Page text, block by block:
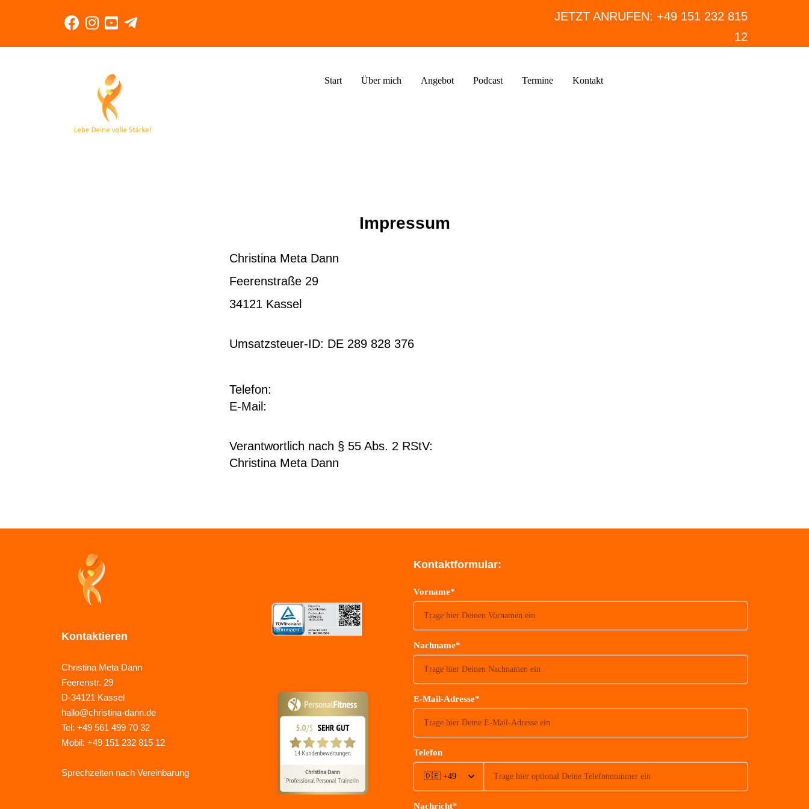
JETZT ANRUFEN: +49 151 232 815
12
Start Über mich Angebot Podcast Termine Kontakt
Impressum
Christina Meta Dann
Feerenstraße 29
34121 Kassel
Umsatzsteuer-ID: DE 289 828 376
Telefon:
E-Mail:
Verantwortlich nach § 55 Abs. 2 RStV:
Christina Meta Dann
Kontaktieren
Christina Meta Dann
Feerenstr. 29
D-34121 Kassel
hallo@christina-dann.de
Tel: +49 561 499 70 32
Mobil: +49 151 232 815 12
Sprechzeiten nach Vereinbarung
Kontaktformular:
Vorname*
Nachname*
E-Mail-Adresse*
Telefon
Nachricht*